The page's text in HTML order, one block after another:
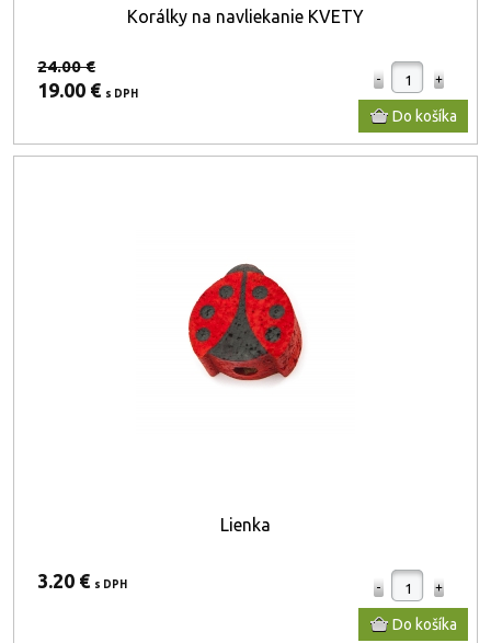
Korálky na navliekanie KVETY
24.00 €
19.00 € s DPH
Lienka
3.20 € s DPH